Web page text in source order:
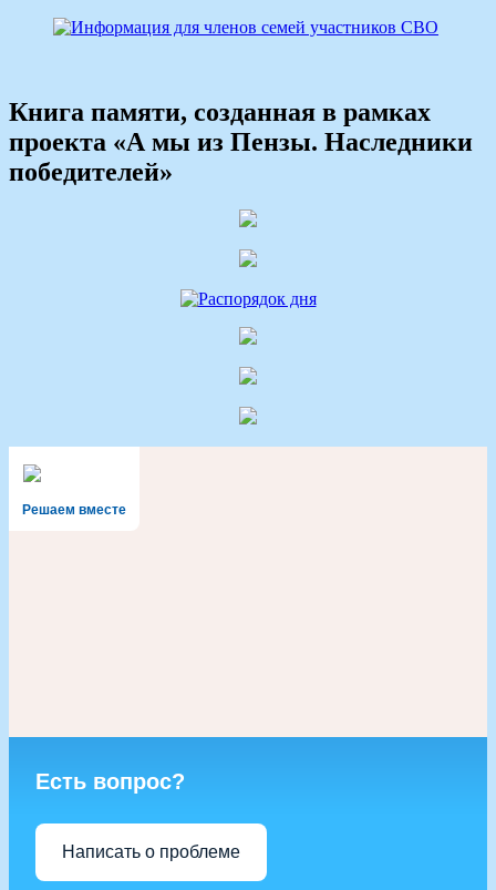
Книга памяти, созданная в рамках
проекта «А мы из Пензы. Наследники
победителей»
Решаем вместе
Есть вопрос?
Написать о проблеме